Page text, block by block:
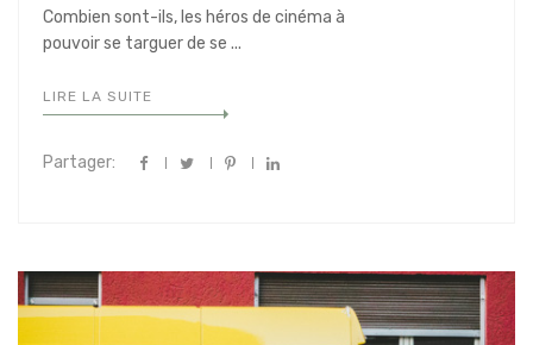
Combien sont-ils, les héros de cinéma à
pouvoir se targuer de se ...
LIRE LA SUITE
Partager: